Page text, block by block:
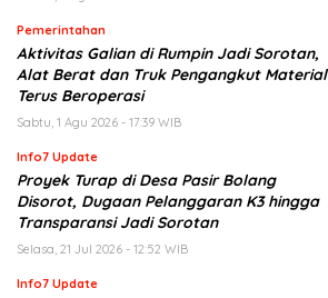
Pemerintahan
Aktivitas Galian di Rumpin Jadi Sorotan,
Alat Berat dan Truk Pengangkut Material
Terus Beroperasi
Sabtu, 1 Agu 2026 - 17:39 WIB
Info7 Update
Proyek Turap di Desa Pasir Bolang
Disorot, Dugaan Pelanggaran K3 hingga
Transparansi Jadi Sorotan
Selasa, 21 Jul 2026 - 12:52 WIB
Info7 Update